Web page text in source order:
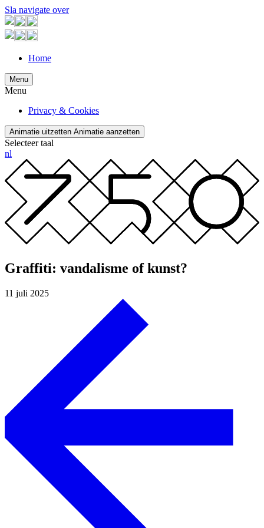
Sla navigate over
Home
Menu
Menu
Privacy & Cookies
Animatie uitzetten Animatie aanzetten
Selecteer taal
nl
Graffiti: vandalisme of kunst?
11 juli 2025